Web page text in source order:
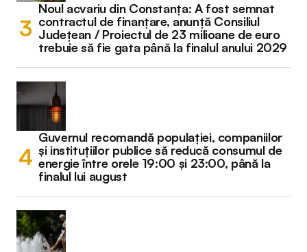
Noul acvariu din Constanța: A fost semnat
contractul de finanțare, anunță Consiliul
Județean / Proiectul de 23 milioane de euro
trebuie să fie gata până la finalul anului 2029
Guvernul recomandă populației, companiilor
și instituțiilor publice să reducă consumul de
energie între orele 19:00 și 23:00, până la
finalul lui august